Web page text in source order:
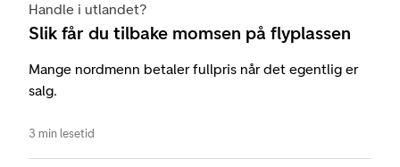
Handle i utlandet?
Slik får du tilbake momsen på flyplassen
Mange nordmenn betaler fullpris når det egentlig er
salg.
3 min lesetid